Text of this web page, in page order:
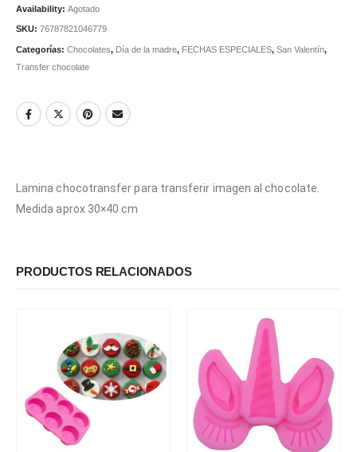
Availability: Agotado
SKU: 76787821046779
Categorías: Chocolates, Día de la madre, FECHAS ESPECIALES, San Valentín,
Transfer chocolate
Lamina chocotransfer para transferir imagen al chocolate.
Medida aprox 30×40 cm
PRODUCTOS RELACIONADOS